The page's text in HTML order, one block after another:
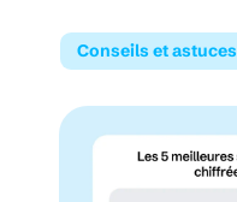
Conseils et astuces